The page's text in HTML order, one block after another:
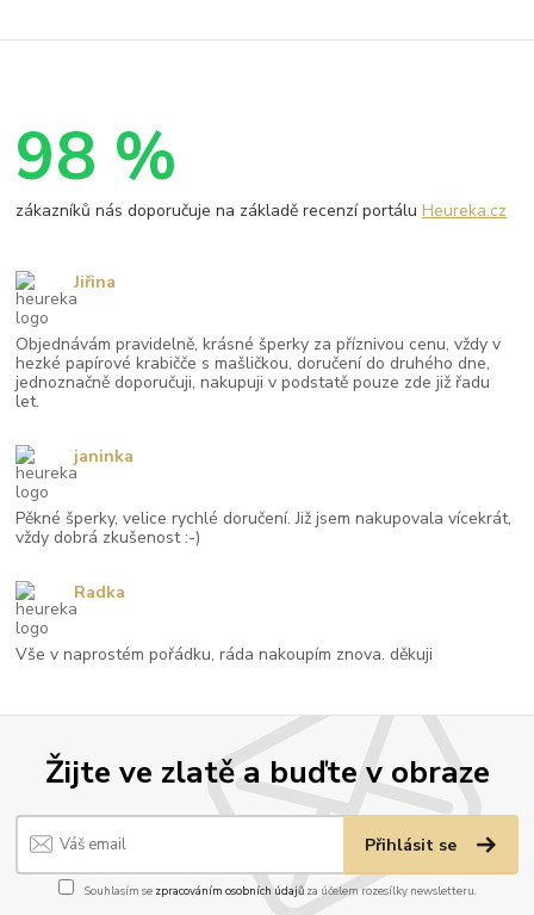
Žijte ve zlatě a buďte v obraze
Přihlásit se
Souhlasím se zpracováním osobních údajůza účelem rozesílky newsletteru.
98 %
zákazníků nás doporučuje na základě recenzí portáluHeureka.cz
Objednávám pravidelně, krásné šperky za příznivou cenu, vždy v
hezké papírové krabičče s mašličkou, doručení do druhého dne,
jednoznačně doporučuji, nakupuji v podstatě pouze zde již řadu
let.
Jiřina
Pěkné šperky, velice rychlé doručení. Již jsem nakupovala vícekrát,
vždy dobrá zkušenost :-)
janinka
Vše v naprostém pořádku, ráda nakoupím znova. děkuji
Radka